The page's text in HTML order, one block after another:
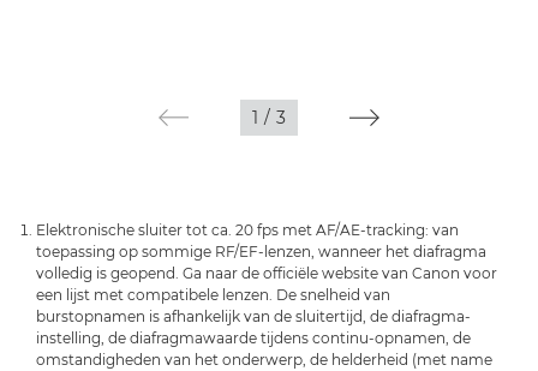
1 / 3
Elektronische sluiter tot ca. 20 fps met AF/AE-tracking: van
toepassing op sommige RF/EF-lenzen, wanneer het diafragma
volledig is geopend. Ga naar de officiële website van Canon voor
een lijst met compatibele lenzen. De snelheid van
burstopnamen is afhankelijk van de sluitertijd, de diafragma-
instelling, de diafragmawaarde tijdens continu-opnamen, de
omstandigheden van het onderwerp, de helderheid (met name